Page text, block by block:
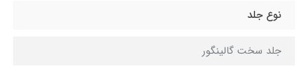
نوع جلد
جلد سخت گالینگور